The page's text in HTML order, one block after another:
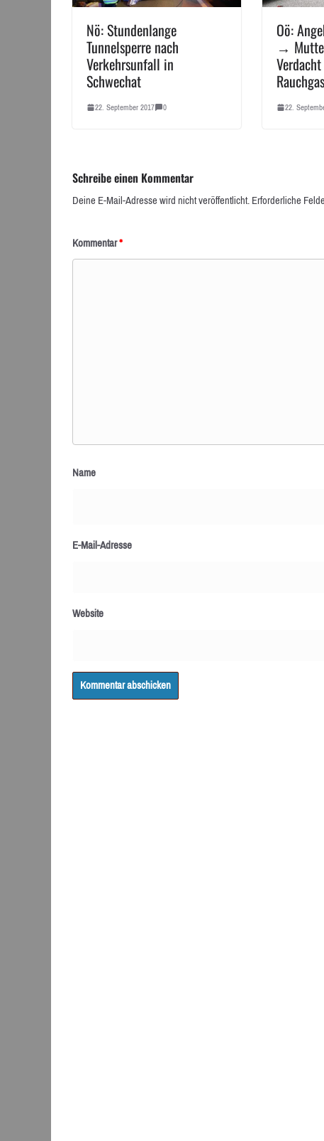
Nö: Stundenlange
Tunnelsperre nach
Verkehrsunfall in
Schwechat
22. September 2017 0
Oö:
→
22.
Schreibe einen Kommentar
Deine E-Mail-Adresse wird nicht veröffentlicht.Erforderliche
Kommentar*
Name
E-Mail-Adresse
Website